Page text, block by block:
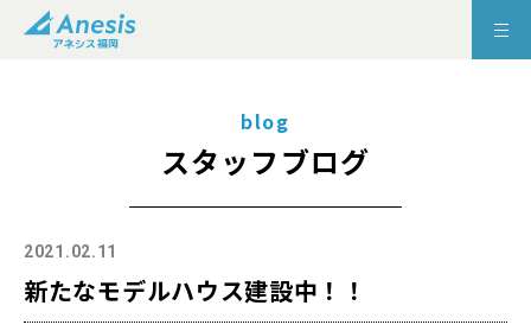
blog
スタッフブログ
2021.02.11
新たなモデルハウス建設中！！